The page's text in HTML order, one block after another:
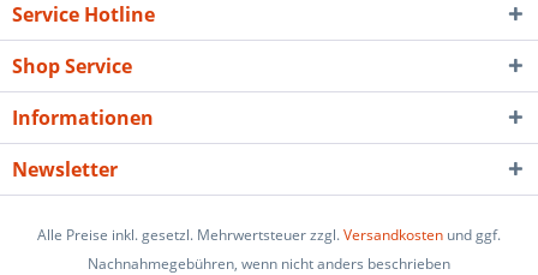
Service Hotline
Shop Service
Informationen
Newsletter
Alle Preise inkl. gesetzl. Mehrwertsteuer zzgl.Versandkosten und ggf.
Nachnahmegebühren, wenn nicht anders beschrieben